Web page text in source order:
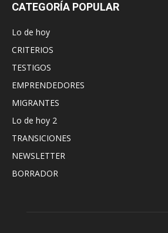
CATEGORÍA POPULAR
Lo de hoy
CRITERIOS
TESTIGOS
EMPRENDEDORES
MIGRANTES
Lo de hoy 2
TRANSICIONES
NEWSLETTER
BORRADOR